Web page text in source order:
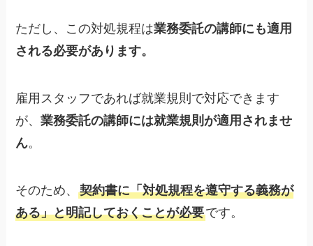
ただし、この対処規程は業務委託の講師にも適用
される必要があります。
雇用スタッフであれば就業規則で対応できます
が、業務委託の講師には就業規則が適用されませ
ん。
そのため、契約書に「対処規程を遵守する義務が
ある」と明記しておくことが必要です。